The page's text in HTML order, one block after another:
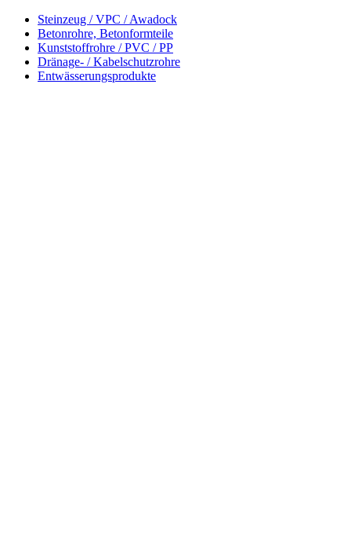
Steinzeug / VPC / Awadock
Betonrohre, Betonformteile
Kunststoffrohre / PVC / PP
Dränage- / Kabelschutzrohre
Entwässerungsprodukte